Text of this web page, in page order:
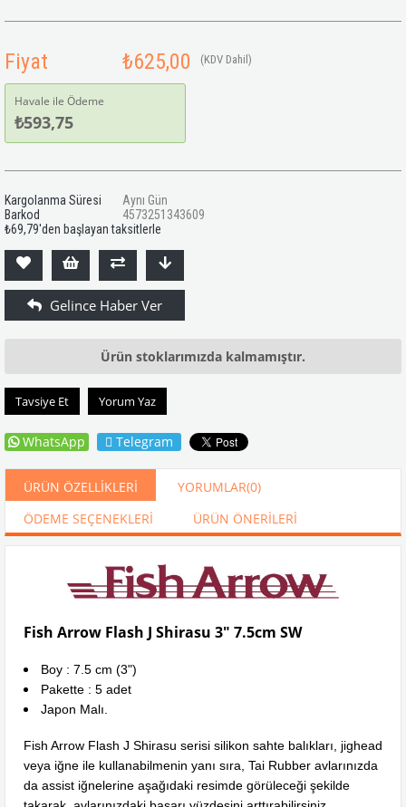
Fiyat ₺625,00 (KDV Dahil)
Havale ile Ödeme
₺593,75
Kargolanma Süresi
Aynı Gün
Barkod
4573251343609
₺69,79'den başlayan taksitlerle
Ürün stoklarımızda kalmamıştır.
Tavsiye Et Yorum Yaz
WhatsApp Telegram
ÜRÜN ÖZELLIKLERI YORUMLAR(0)
ÖDEME SEÇENEKLERI
ÜRÜN ÖNERILERI
Fish Arrow Flash J Shirasu 3" 7.5cm SW
Boy : 7.5 cm (3")
Pakette : 5 adet
Japon Malı.
Fish Arrow Flash J Shirasu serisi silikon sahte balıkları, jighead
veya iğne ile kullanabilmenin yanı sıra, Tai Rubber avlarınızda
da assist iğnelerine aşağıdaki resimde görüleceği şekilde